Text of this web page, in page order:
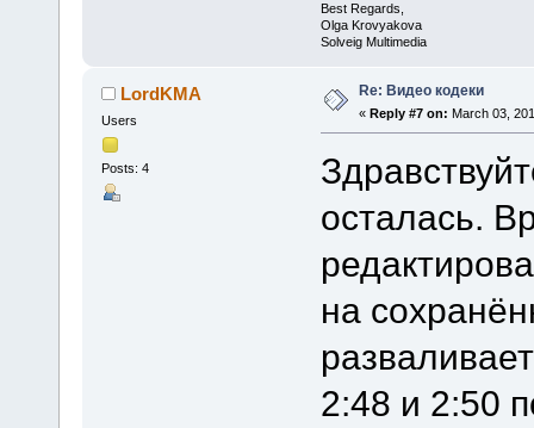
Best Regards,
Olga Krovyakova
Solveig Multimedia
LordKMA
Users
Posts: 4
Re: Видео кодеки
« Reply #7 on: March 03,
осталась.
на
2:48 и 2:50